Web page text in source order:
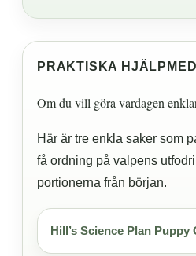
PRAKTISKA
Om du vill göra vardagen
Här är tre enkla saker som
få ordning på valpens
portionerna från början.
Hill’s Science Plan Puppy